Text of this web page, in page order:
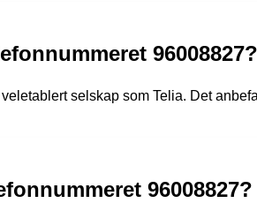
96008827?
selskap som Telia. Det
96008827?